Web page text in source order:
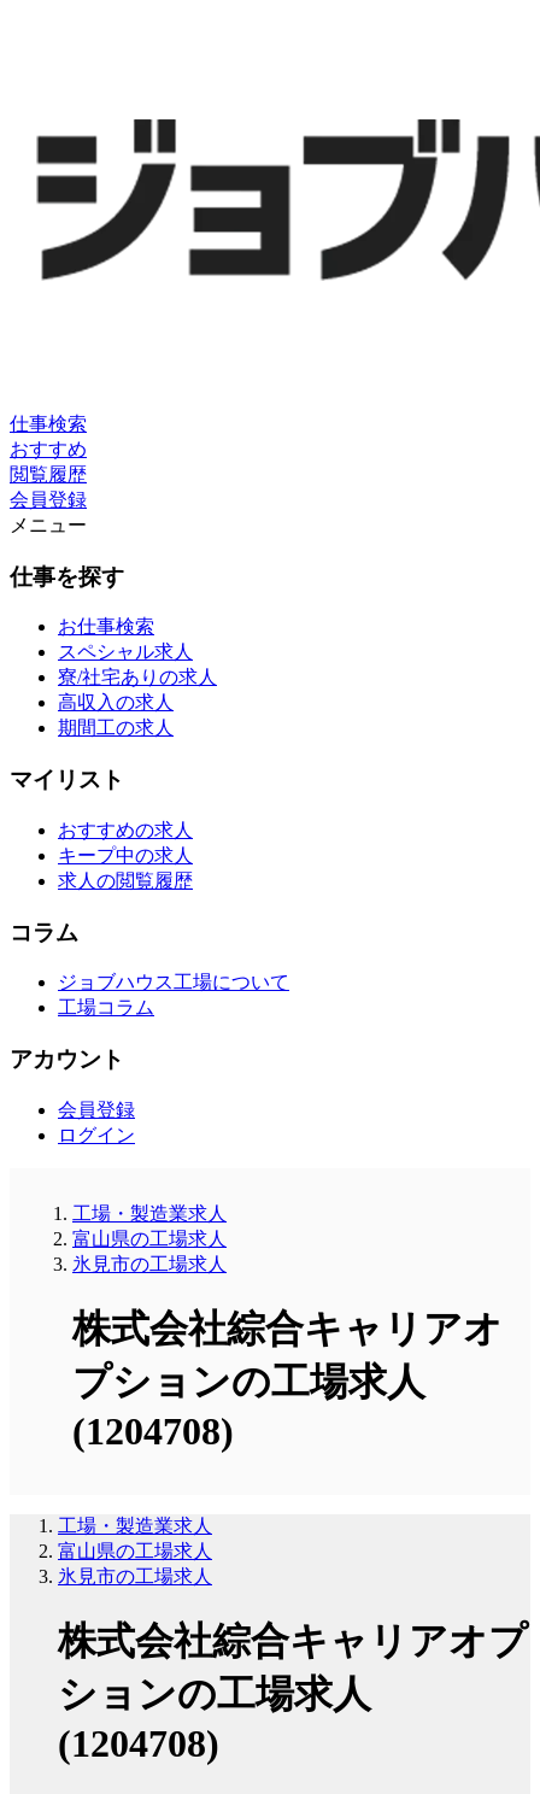
仕事検索
おすすめ
閲覧履歴
会員登録
メニュー
仕事を探す
お仕事検索
スペシャル求人
寮/社宅ありの求人
高収入の求人
期間工の求人
マイリスト
おすすめの求人
キープ中の求人
求人の閲覧履歴
コラム
ジョブハウス工場について
工場コラム
アカウント
会員登録
ログイン
工場・製造業求人
富山県の工場求人
氷見市の工場求人
株式会社綜合キャリアオ
プションの工場求人
(1204708)
工場・製造業求人
富山県の工場求人
氷見市の工場求人
株式会社綜合キャリアオプ
ションの工場求人
(1204708)